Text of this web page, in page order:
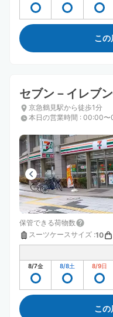
この
セブン－イレブ
京急鶴見駅から徒歩1分
本日の営業時間 : 00:00〜
保管できる荷物数
スーツケースサイズ :10
8/7金 8/8土 8/9日
この